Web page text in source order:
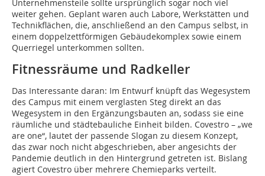
Unternehmensteile sollte ursprünglich sogar noch viel
weiter gehen. Geplant waren auch Labore, Werkstätten und
Technikflächen, die, anschließend an den Campus selbst, in
einem doppelzettförmigen Gebäudekomplex sowie einem
Querriegel unterkommen sollten.
Fitnessräume und Radkeller
Das Interessante daran: Im Entwurf knüpft das Wegesystem
des Campus mit einem verglasten Steg direkt an das
Wegesystem in den Ergänzungsbauten an, sodass sie eine
räumliche und städtebauliche Einheit bilden. Covestro – „we
are one“, lautet der passende Slogan zu diesem Konzept,
das zwar noch nicht abgeschrieben, aber angesichts der
Pandemie deutlich in den Hintergrund getreten ist. Bislang
agiert Covestro über mehrere Chemieparks verteilt.